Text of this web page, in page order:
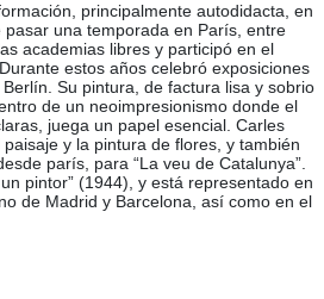
principalmente autodidacta, en
una temporada en París, entre
academias libres y participó en el
estos años celebró exposiciones
Su pintura, de factura lisa y sobrio
de un neoimpresionismo donde el
juega un papel esencial. Carles
y la pintura de flores, y también
parís, para “La veu de Catalunya”.
pintor” (1944), y está representado en
de Madrid y Barcelona, así como en el